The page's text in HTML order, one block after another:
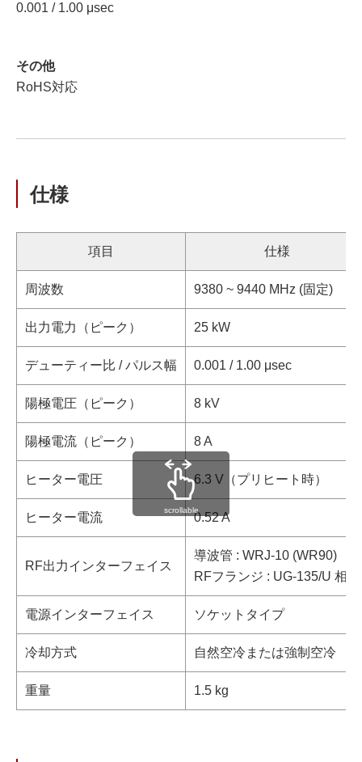
0.001 / 1.00 μsec
その他
RoHS対応
仕様
項目 仕様
周波数 9380 ~ 9440 MHz (固定)
出力電力（ピーク） 25 kW
デューティー比 / パルス幅 0.001 / 1.00 μsec
陽極電圧（ピーク） 8 kV
陽極電流（ピーク） 8 A
ヒーター電圧 6.3 V（プリヒート時）
ヒーター電流 0.52 A
RF出力インターフェイス
導波管 : WRJ-10 (WR90)
RFフランジ : UG-135/U 相当
電源インターフェイス ソケットタイプ
冷却方式 自然空冷または強制空冷
重量 1.5 kg
scrollable